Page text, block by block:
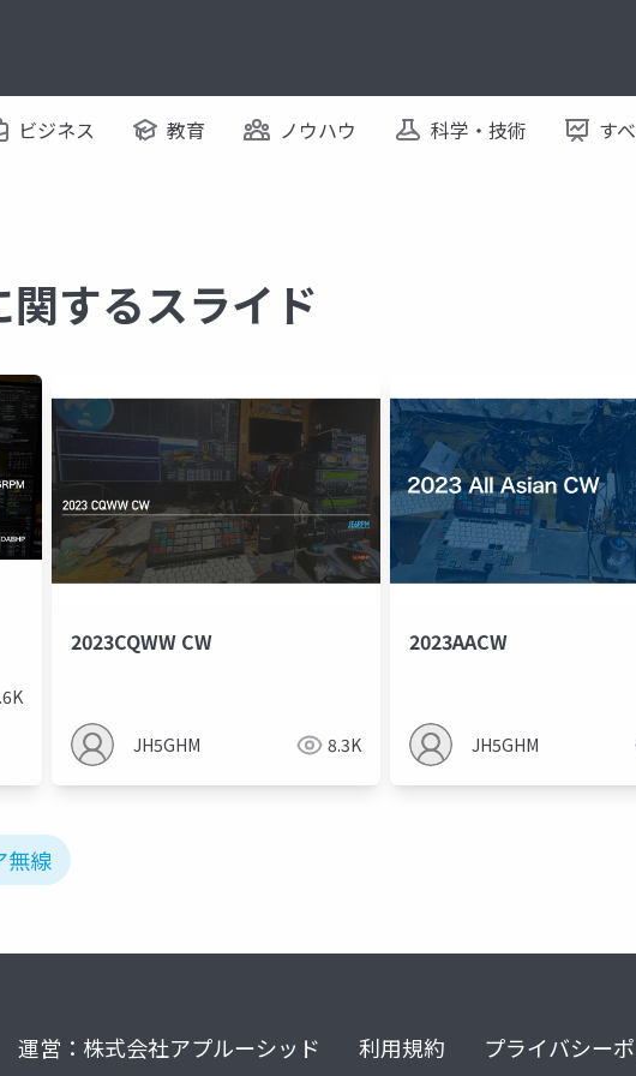
ビジネス 教育 ノウハウ 科学・技術 す
するスライド
2023CQWW CW
JH5GHM 8.3K
2023AACW
JH5GHM
無線
運営：株式会社アプルーシッド 利用規約 プライバシー